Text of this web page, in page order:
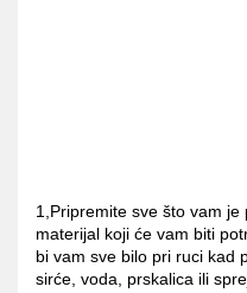
1,Pripremite sve što vam
materijal koji će vam biti
bi vam sve bilo pri ruci kad
sirće, voda, prskalica ili